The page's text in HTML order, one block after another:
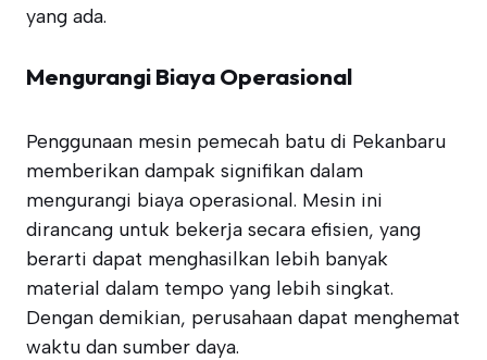
yang ada.
Mengurangi Biaya Operasional
Penggunaan mesin pemecah batu di Pekanbaru
memberikan dampak signifikan dalam
mengurangi biaya operasional. Mesin ini
dirancang untuk bekerja secara efisien, yang
berarti dapat menghasilkan lebih banyak
material dalam tempo yang lebih singkat.
Dengan demikian, perusahaan dapat menghemat
waktu dan sumber daya.